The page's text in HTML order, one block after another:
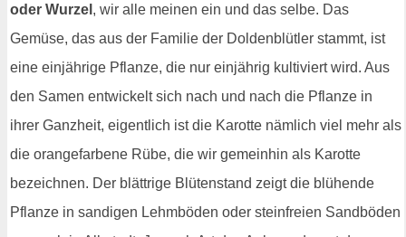
oder Wurzel , wir alle meinen ein und das selbe. Das
Gemüse, das aus der Familie der Doldenblütler stammt, ist
eine einjährige Pflanze, die nur einjährig kultiviert wird. Aus
den Samen entwickelt sich nach und nach die Pflanze in
ihrer Ganzheit, eigentlich ist die Karotte nämlich viel mehr als
die orangefarbene Rübe, die wir gemeinhin als Karotte
bezeichnen. Der blättrige Blütenstand zeigt die blühende
Pflanze in sandigen Lehmböden oder steinfreien Sandböden